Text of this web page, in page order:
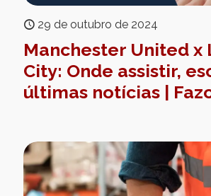
29 de outubro de 2024
Manchester United x
City: Onde assistir,
últimas notícias |